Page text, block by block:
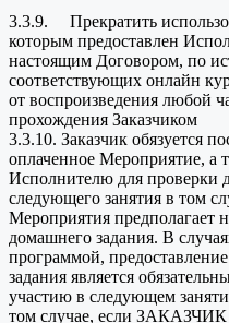
3.3.9. Прекратить
которым предоставлен
настоящим Договором, по
соответствующих онлайн
от воспроизведения любой
прохождения Заказчиком
3.3.10. Заказчик обязуется
оплаченное Мероприятие, а
Исполнителю для проверки
следующего занятия в том
Мероприятия предполагает
домашнего задания. В
программой,
задания является
участию в следующем
том случае, если ЗАКАЗЧИК